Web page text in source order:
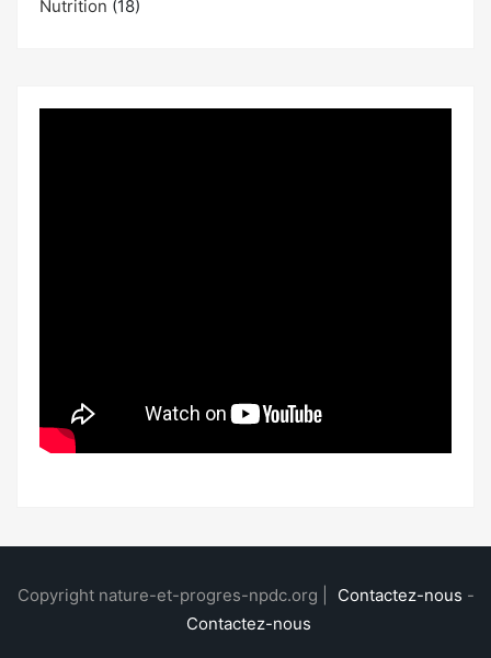
Nutrition (18)
Copyright nature-et-progres-npdc.org | Contactez-nous -
Contactez-nous